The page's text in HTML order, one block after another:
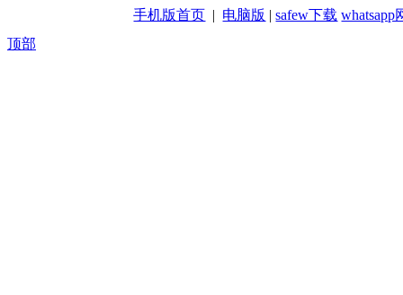
手机版首页 | 电脑版 |safew下载 whatsapp
顶部